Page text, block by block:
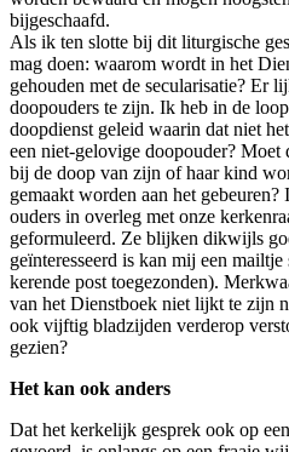
bijgeschaafd.
Als ik ten slotte bij dit liturgische
mag doen: waarom wordt in het
gehouden met de secularisatie? Er
doopouders te zijn. Ik heb in de
doopdienst geleid waarin dat niet
een niet-gelovige doopouder?
bij de doop van zijn of haar kind
gemaakt worden aan het
ouders in overleg met onze
geformuleerd. Ze blijken dikwijls
geïnteresseerd is kan mij een
kerende post toegezonden).
van het Dienstboek niet lijkt te zijn
ook vijftig bladzijden verderop
gezien?
Het kan ook anders
Dat het kerkelijk gesprek ook op